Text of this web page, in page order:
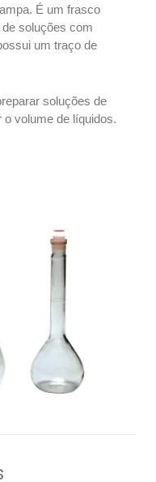
É um frasco
soluções com
um traço de
soluções de
volume de líquidos.